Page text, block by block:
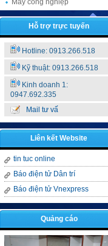
Máy công nghiệp
Hỗ trợ trực tuyến
Hotline: 0913.266.518
Kỹ thuật: 0913.266.518
Kinh doanh 1:
0947.692.335
Mail tư vấ
Liên kết Website
tin tuc online
Báo điện tử Dân trí
Báo điện tử Vnexpress
Quảng cáo